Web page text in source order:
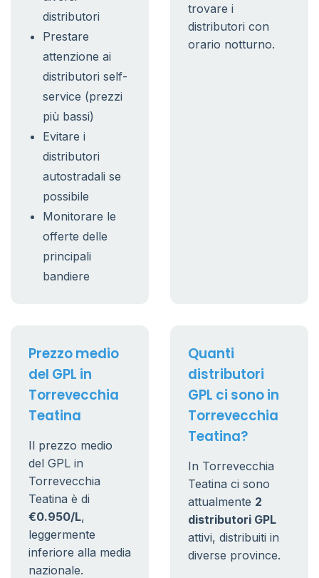
distributori
Prestare
attenzione ai
distributori self-
service (prezzi
più bassi)
Evitare i
distributori
autostradali se
possibile
Monitorare le
offerte delle
principali
bandiere
trovare i
distributori con
orario notturno.
Prezzo medio
del GPL in
Torrevecchia
Teatina
Il prezzo medio
del GPL in
Torrevecchia
Teatina è di
€0.950/L,
leggermente
inferiore alla media
nazionale.
Quanti
distributori
GPL ci sono in
Torrevecchia
Teatina?
In Torrevecchia
Teatina ci sono
attualmente 2
distributori GPL
attivi, distribuiti in
diverse province.